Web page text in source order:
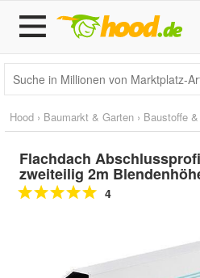
Hood › Baumarkt & Garten › Baustoffe
Flachdach
zweiteilig 2m
4